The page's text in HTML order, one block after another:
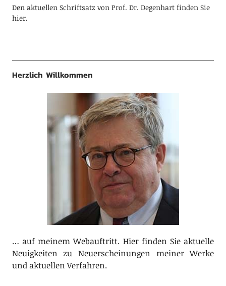
Den aktuellen Schriftsatz von Prof. Dr. Degenhart finden Sie
hier.
Herzlich Willkommen
… auf meinem Webauftritt. Hier finden Sie aktuelle
Neuigkeiten zu Neuerscheinungen meiner Werke
und aktuellen Verfahren.